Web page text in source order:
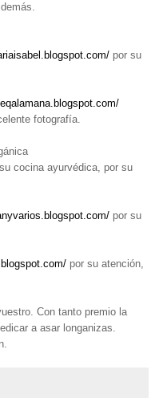
por su
fotografía.
cocina ayurvédica, por su
por su
por su atención,
Con tanto premio la
a asar longanizas.